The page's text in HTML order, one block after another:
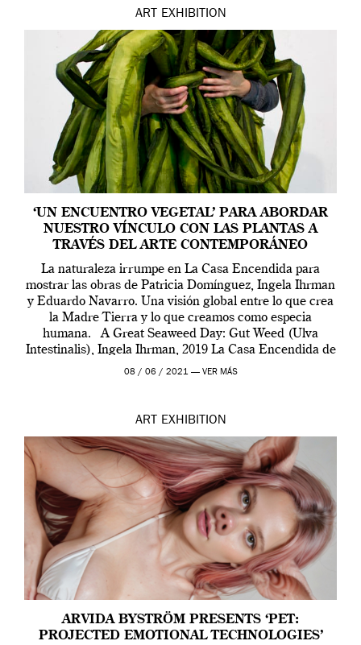
ART EXHIBITION
‘UN ENCUENTRO VEGETAL’ PARA ABORDAR
NUESTRO VÍNCULO CON LAS PLANTAS A
TRAVÉS DEL ARTE CONTEMPORÁNEO
La naturaleza irrumpe en La Casa Encendida para
mostrar las obras de Patricia Domínguez, Ingela Ihrman
y Eduardo Navarro. Una visión global entre lo que crea
la Madre Tierra y lo que creamos como especia
humana. A Great Seaweed Day: Gut Weed (Ulva
Intestinalis), Ingela Ihrman, 2019 La Casa Encendida de
Madrid y la Wellcome […]
08 / 06 / 2021 — VER MÁS
ART EXHIBITION
ARVIDA BYSTRÖM PRESENTS ‘PET:
PROJECTED EMOTIONAL TECHNOLOGIES’